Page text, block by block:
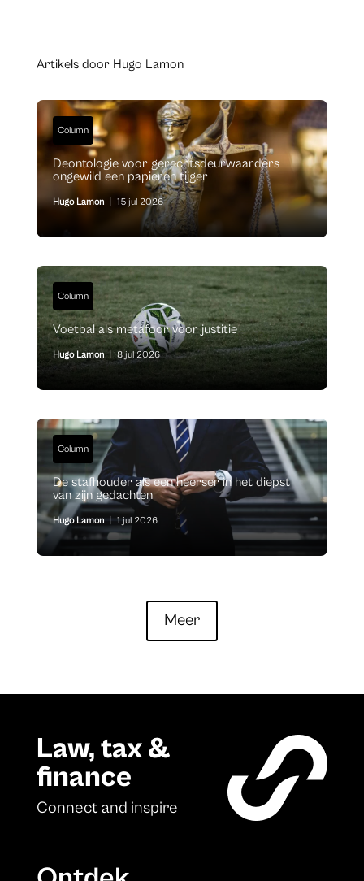
Artikels door Hugo Lamon
Column
Deontologie voor gerechtsdeurwaarders
ongewild een papieren tijger
Hugo Lamon 15 jul 2026
Column
Voetbal als metafoor voor justitie
Hugo Lamon 8 jul 2026
Column
De stafhouder als een heerser in het diepst
van zijn gedachten
Hugo Lamon 1 jul 2026
Meer
Law, tax &
finance
Connect and inspire